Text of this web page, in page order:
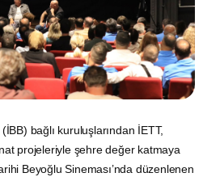
bağlı kuruluşlarından İETT,
projeleriyle şehre değer katmaya
Beyoğlu Sineması’nda düzenlenen